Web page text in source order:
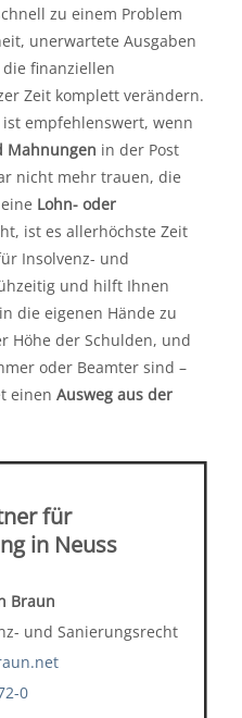
zu einem Problem
unerwartete Ausgaben
finanziellen
Zeit komplett verändern.
ist empfehlenswert, wenn
Mahnungen in der Post
nicht mehr trauen, die
Lohn- oder
ist es allerhöchste Zeit
Insolvenz- und
und hilft Ihnen
die eigenen Hände zu
Höhe der Schulden, und
oder Beamter sind –
einen Ausweg aus der
für
in Neuss
Braun
und Sanierungsrecht
0